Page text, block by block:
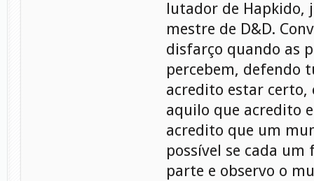
lutador de Hapkido,
mestre de D&D.
disfarço quando as
percebem, defendo
acredito estar
aquilo que acredito
acredito que um
possível se cada um
parte e observo o